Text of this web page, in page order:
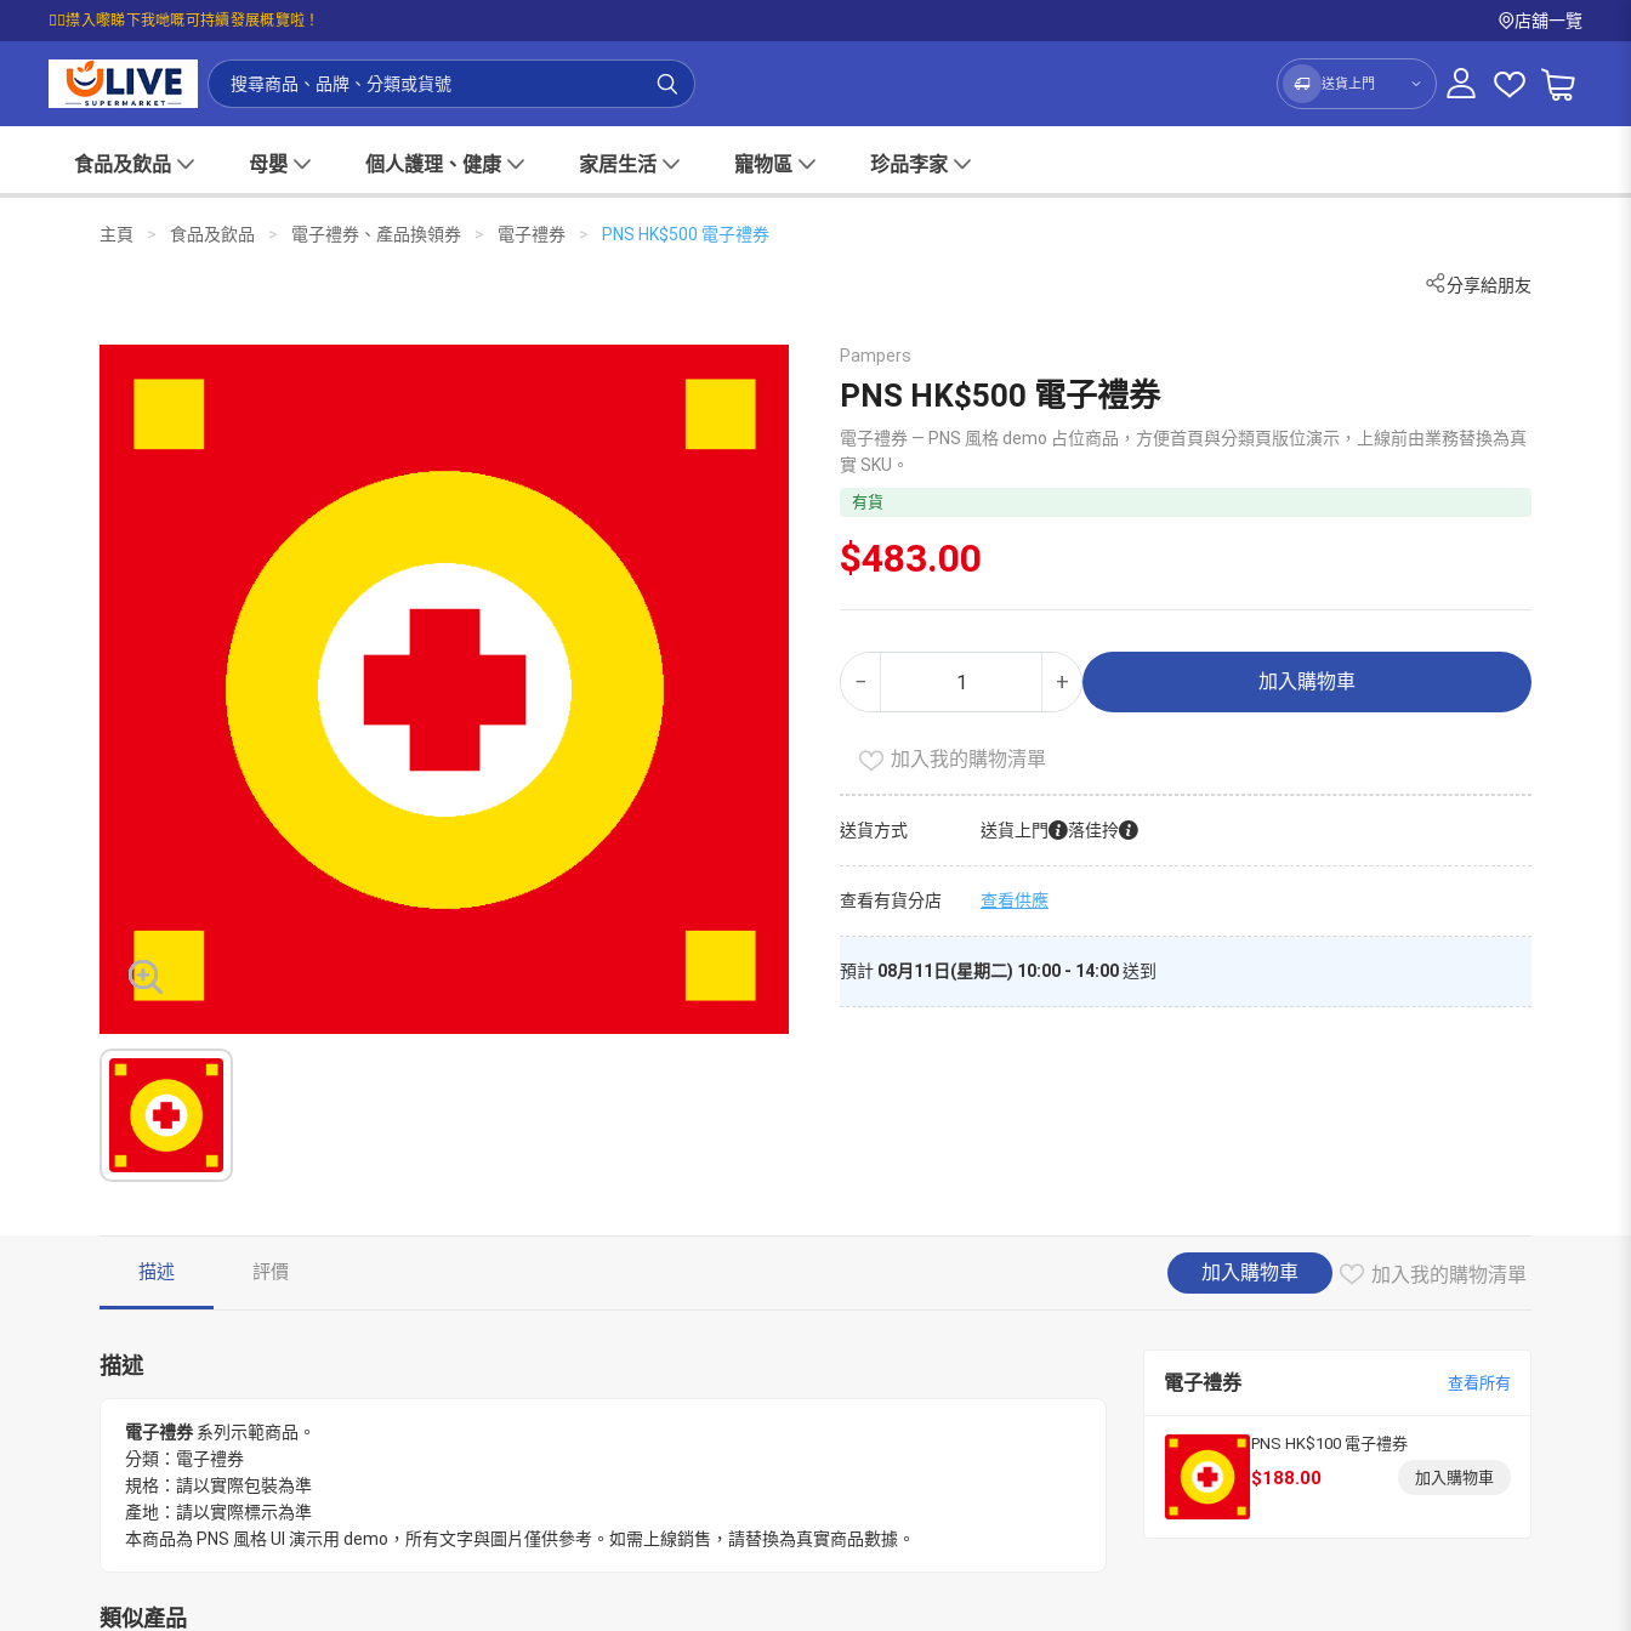
☝🏼㩒入嚟睇下我哋嘅可持續發展概覽啦！ 店舖一覽
送貨上門
食品及飲品 母嬰 個人護理、健康 家居生活 寵物區 珍品李家
主頁 > 食品及飲品 > 電子禮券、產品換領券 > 電子禮券 > PNS HK$500 電子禮券
分享給朋友
Pampers
PNS HK$500 電子禮券
電子禮券 — PNS 風格 demo 占位商品，方便首頁與分類頁版位演示，上線前由業務替換為真
實 SKU。
有貨
$483.00
−
PNS
HK$500
禮
券
+ 加入購物車
Alternative:
加入我的購物清單
送貨方式 送貨上門 落佳拎
查看有貨分店 查看供應
預計 08月11日(星期二) 10:00 - 14:00送到
描述 評價 加入購物車 加入我的購物清單
描述
電子禮券系列示範商品。
分類：電子禮券
規格：請以實際包裝為準
產地：請以實際標示為準
本商品為 PNS 風格 UI 演示用 demo，所有文字與圖片僅供參考。如需上線銷售，請替換為真實商品數據。
類似產品
電子禮券 查看所有
PNS HK$100 電子禮券
$188.00 加入購物車